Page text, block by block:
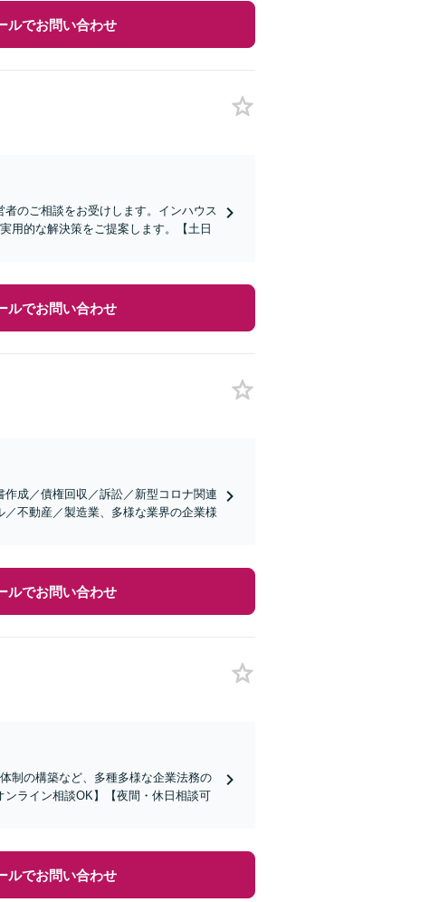
ルでお問い合わせ
者のご相談をお受けします。インハウス
用的な解決策をご提案します。【土日
ルでお問い合わせ
作成／債権回収／訴訟／新型コロナ関連
不動産／製造業、多様な業界の企業様
ルでお問い合わせ
制の構築など、多種多様な企業法務の
ライン相談OK】【夜間・休日相談可
ルでお問い合わせ